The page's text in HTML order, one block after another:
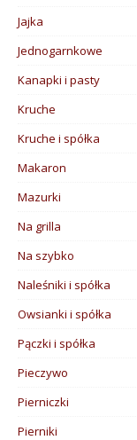
Jajka
Jednogarnkowe
Kanapki i pasty
Kruche
Kruche i spółka
Makaron
Mazurki
Na grilla
Na szybko
Naleśniki i spółka
Owsianki i spółka
Pączki i spółka
Pieczywo
Pierniczki
Pierniki